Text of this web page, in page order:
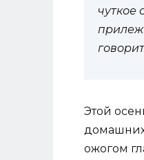
чуткое
Этой
домашних
ожогом